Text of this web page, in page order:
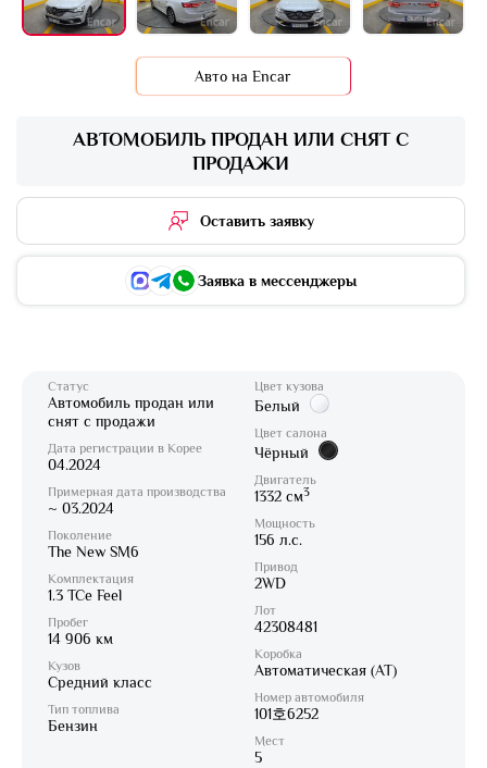
АВТОМОБИЛЬ ПРОДАН ИЛИ СНЯТ С
ПРОДАЖИ
Оставить заявку
Заявка в мессенджеры
Статус
Автомобиль продан или
снят с продажи
Дата регистрации в Корее
04.2024
Примерная дата производства
~ 03.2024
Поколение
The New SM6
Комплектация
1.3 TCe Feel
Пробег
14 906 км
Кузов
Средний класс
Тип топлива
Бензин
Цвет кузова
Белый
Цвет салона
Чёрный
Двигатель
1332 см3
Мощность
156 л.с.
Привод
2WD
Лот
42308481
Коробка
Автоматическая (AT)
Номер автомобиля
101호6252
Мест
5
Авто на Encar